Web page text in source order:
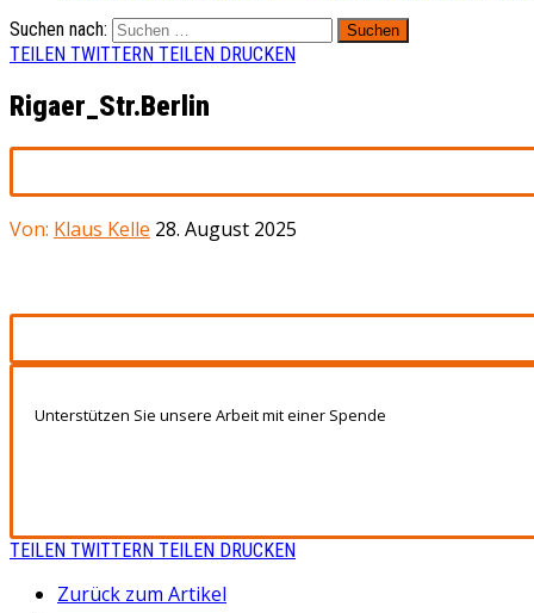
Suchen nach:
TEILEN TWITTERN TEILEN DRUCKEN
Rigaer_Str.Berlin
Von: Klaus Kelle 28. August 2025
Unterstützen Sie unsere Arbeit mit einer Spende
TEILEN TWITTERN TEILEN DRUCKEN
Zurück zum Artikel